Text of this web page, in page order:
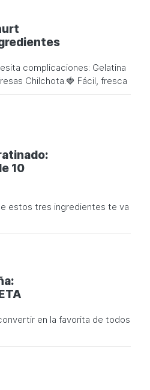
complicaciones: Gelatina
Chilchota.🍓 Fácil, fresca
10
estos tres ingredientes te va
en la favorita de todos